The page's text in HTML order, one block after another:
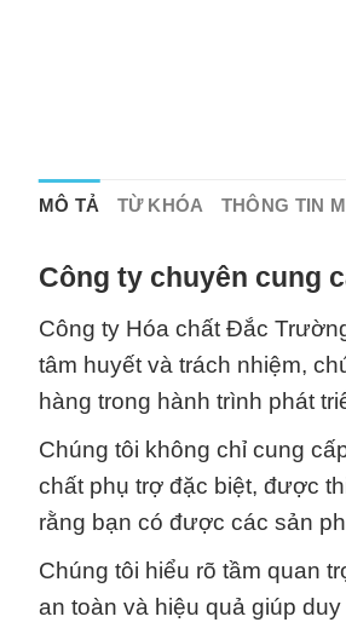
MÔ TẢ TỪ KHÓA THÔNG TIN
Công ty chuyên cung
Công ty Hóa chất Đắc
tâm huyết và trách nhiệm,
hàng trong hành trình phát
Chúng tôi không chỉ cung
chất phụ trợ đặc biệt, được
rằng bạn có được các sản
Chúng tôi hiểu rõ tầm quan
an toàn và hiệu quả giúp